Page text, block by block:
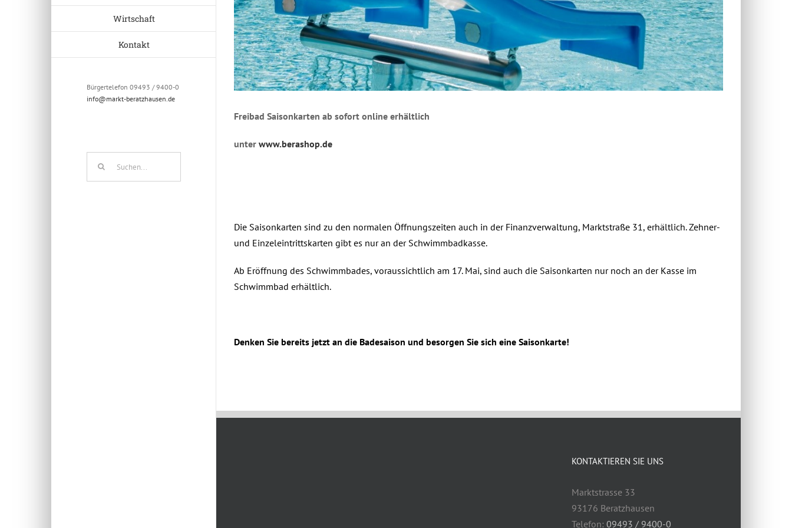
Wirtschaft
Kontakt
Bürgertelefon 09493 / 9400-0
info@markt-beratzhausen.de
Freibad Saisonkarten ab sofort online erhältlich
unter www.berashop.de
Die Saisonkarten sind zu den normalen Öffnungszeiten auch in der Finanzverwaltung, Marktstraße 31, erhältlich. Zehner-
und Einzeleintrittskarten gibt es nur an der Schwimmbadkasse.
Ab Eröffnung des Schwimmbades, voraussichtlich am 17. Mai, sind auch die Saisonkarten nur noch an der Kasse im
Schwimmbad erhältlich.
Denken Sie bereits jetzt an die Badesaison und besorgen Sie sich eine Saisonkarte!
KONTAKTIEREN SIE UNS
Marktstrasse 33
93176 Beratzhausen
Telefon:09493 / 9400-0